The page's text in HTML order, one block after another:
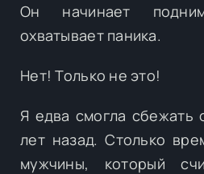
Он начинает
охватывает паника.
Нет! Только не это!
Я едва смогла сбежать
лет назад. Столько
мужчины, который